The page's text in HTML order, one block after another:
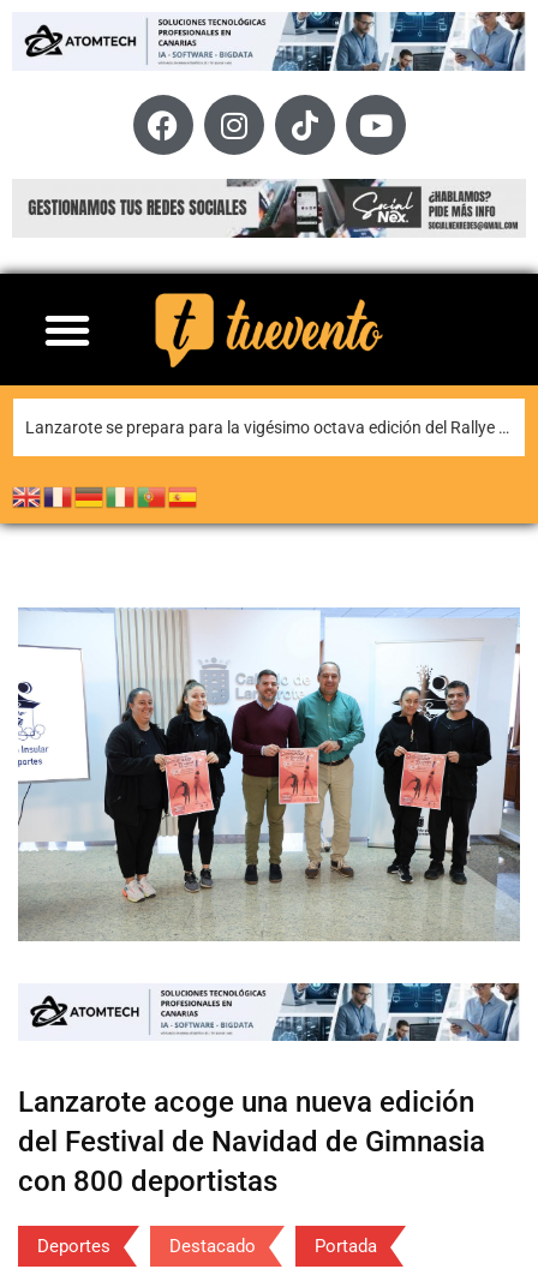
La historia y la música dialogan en Yaiza
Lanzarote acoge una nueva edición
del Festival de Navidad de Gimnasia
con 800 deportistas
Deportes Destacado Portada